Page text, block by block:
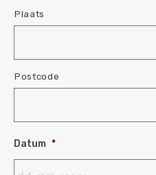
Plaats
Postcode
Datum *